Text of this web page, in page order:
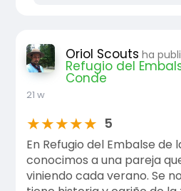
Oriol Scouts ha
Refugio del
Conde
21 w
★★★★★ 5
En Refugio del Embalse de
conocimos a una pareja
viniendo cada verano. Se